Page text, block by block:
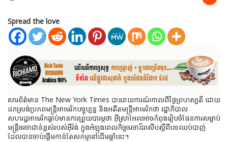
Spread the love
សារព័ត៌មាន The New York Times បានរាយការណ៍កាលពីថ្ងៃព្រហស្បតិ៍ ដោយ
ដកស្រង់ប្រភពមន្ត្រីអាមេរិកបច្ចុប្បន្ន និងអតីតមន្ត្រីអាមេរិកថា រដ្ឋាភិបាល
សហរដ្ឋអាមេរិកធ្លាប់មានការព្រួយបារម្ភថា អ៊ីស្រាអែលអាចកំពុងរៀបចំផែនការសម្លាប់
មន្ត្រីចរចាជាន់ខ្ពស់របស់អ៊ីរ៉ង់ ក្នុងអំឡុងពេលកិច្ចចរចាដ៏រសើបស្តីពីបទឈប់បាញ់
ដែលបានចាប់ផ្តើមកាន់តែសកម្មនៅដើមឆ្នាំនេះ។